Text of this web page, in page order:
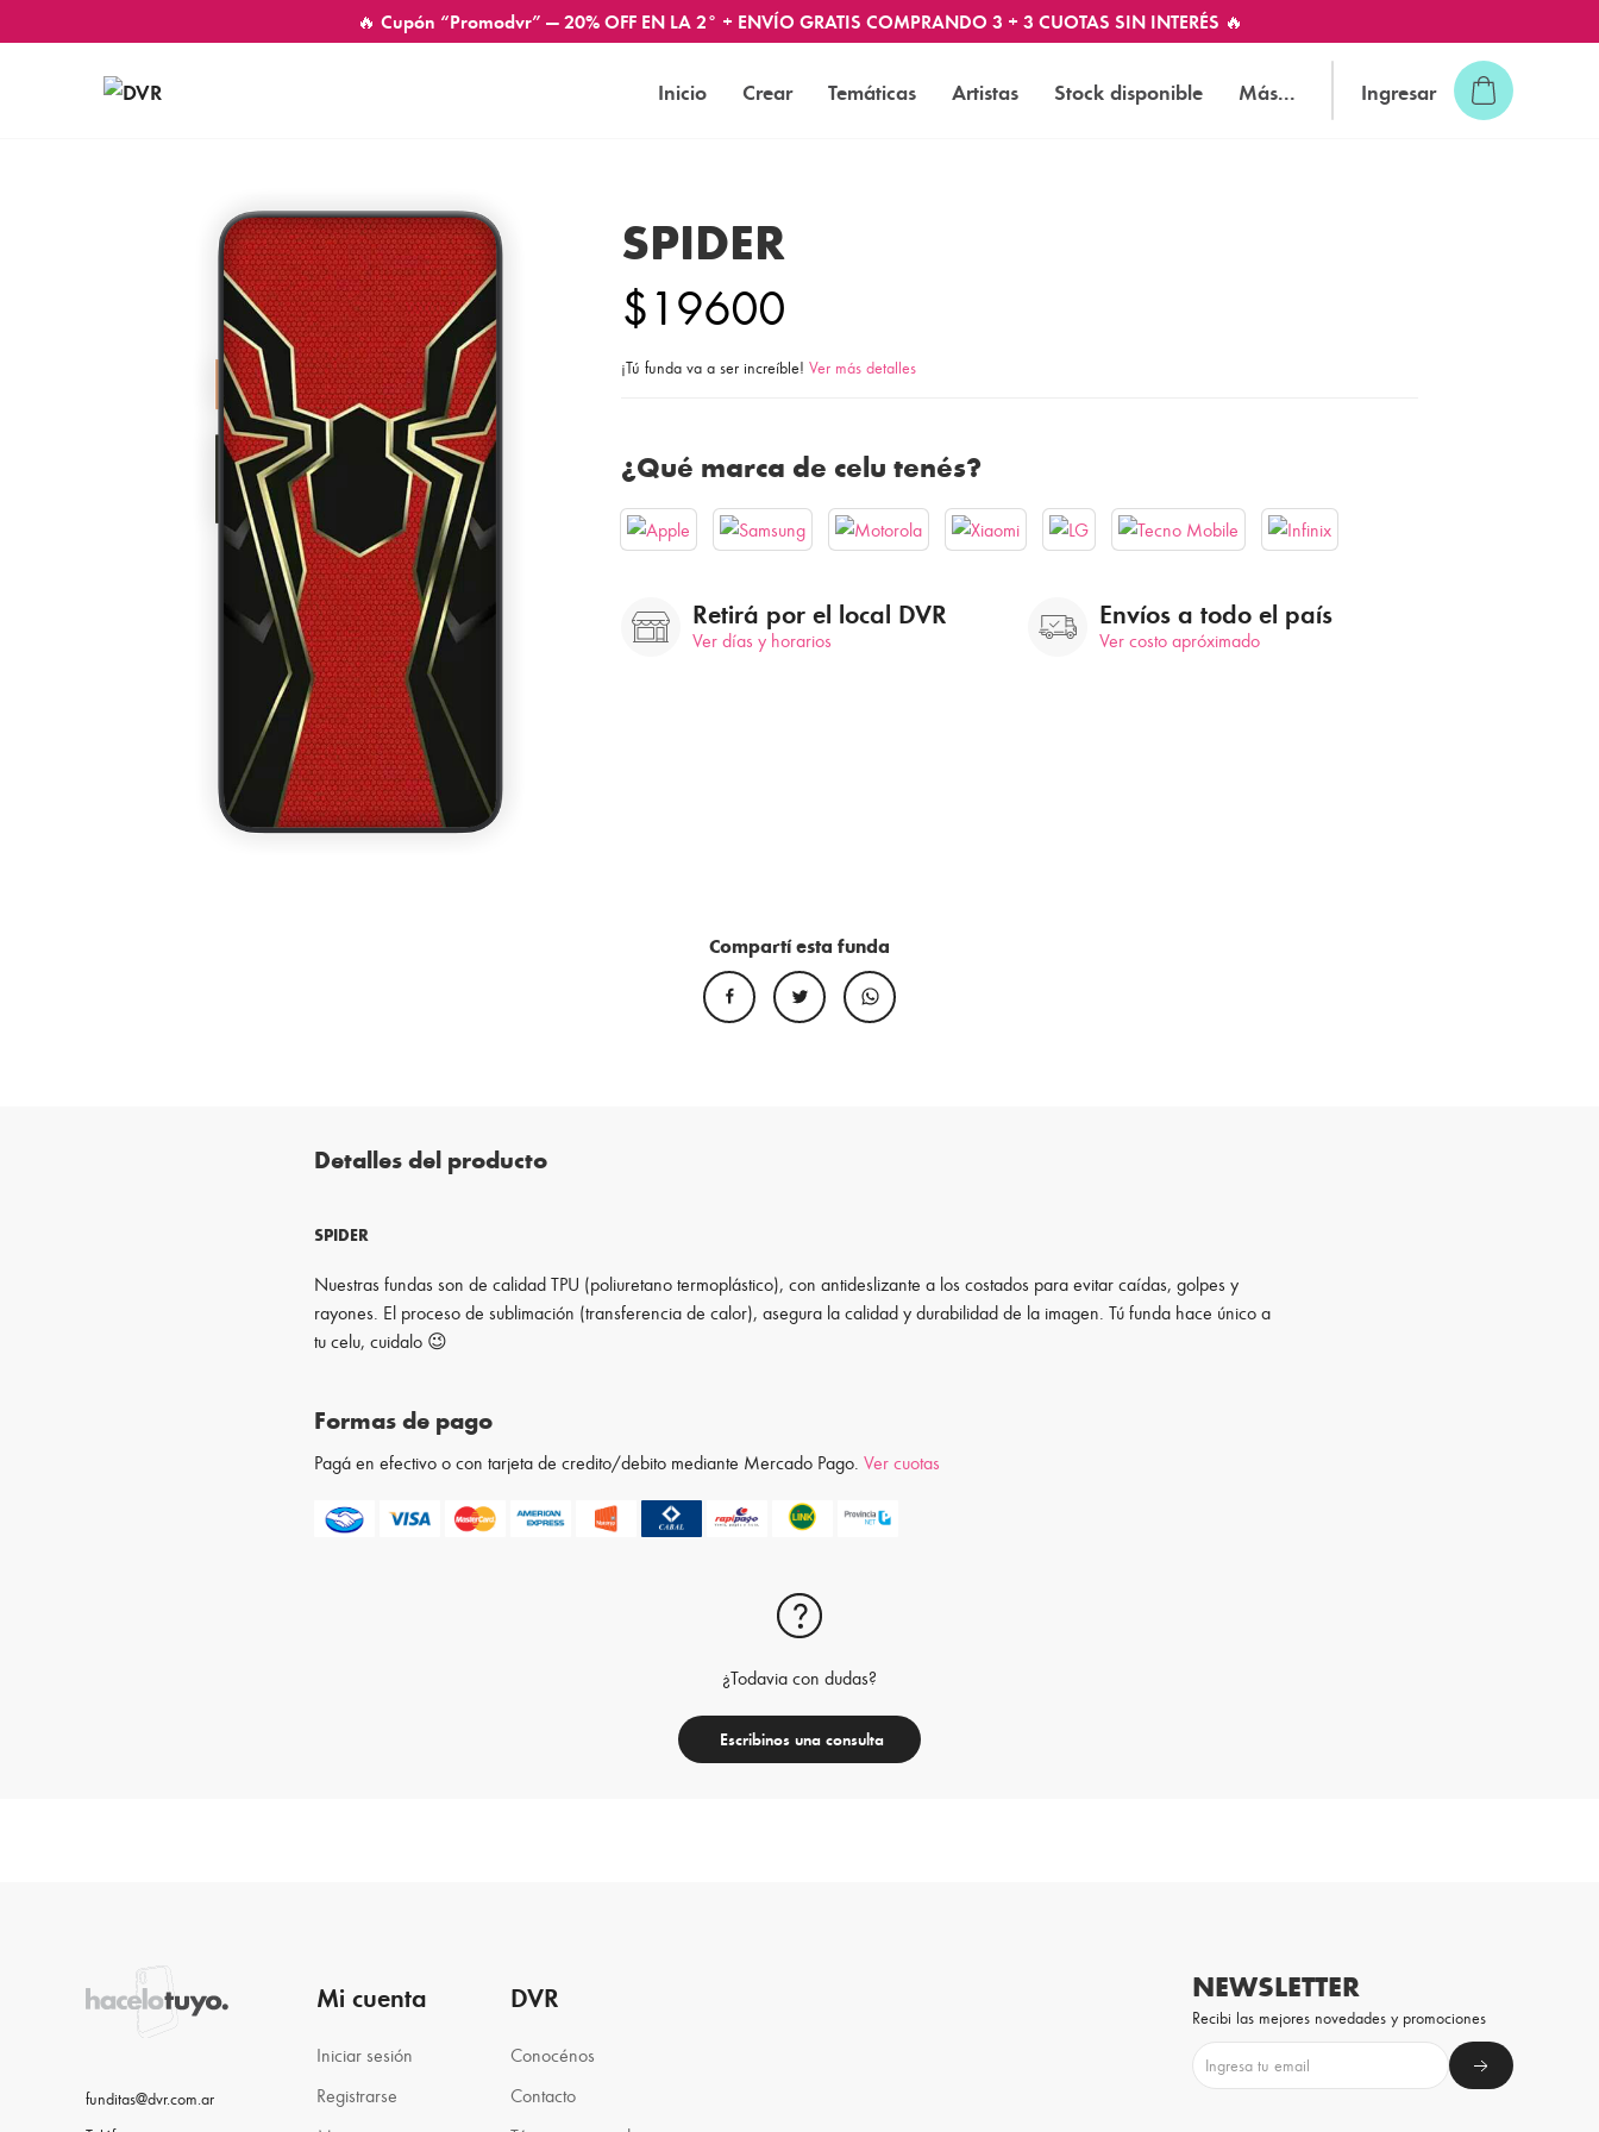
🔥 Cupón “Promodvr” — 20% OFF EN LA 2° + ENVÍO GRATIS COMPRANDO 3 + 3 CUOTAS SIN INTERÉS 🔥
Inicio Crear Temáticas Artistas Stock disponible Más... Ingresar
SPIDER
$19600
¡Tú funda va a ser increíble! Ver más detalles
¿Qué marca de celu tenés?
Retirá por el local DVR
Ver días y horarios
Envíos a todo el país
Ver costo apróximado
Compartí esta funda
Detalles del producto
SPIDER
Nuestras fundas son de calidad TPU (poliuretano termoplástico), con antideslizante a los costados para evitar caídas, golpes y
rayones. El proceso de sublimación (transferencia de calor), asegura la calidad y durabilidad de la imagen. Tú funda hace único a
tu celu, cuidalo 😉
Formas de pago
Pagá en efectivo o con tarjeta de credito/debito mediante Mercado Pago.Ver cuotas
¿Todavia con dudas?
Escribinos una consulta
funditas@dvr.com.ar
Mi cuenta
Iniciar sesión
Registrarse
DVR
Conocénos
Contacto
NEWSLETTER
Recibi las mejores novedades y promociones